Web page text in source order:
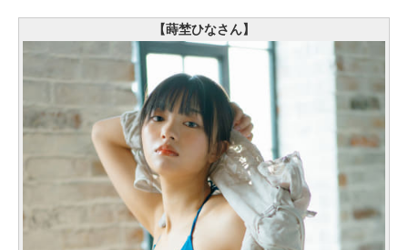
【蒔埜ひなさん】